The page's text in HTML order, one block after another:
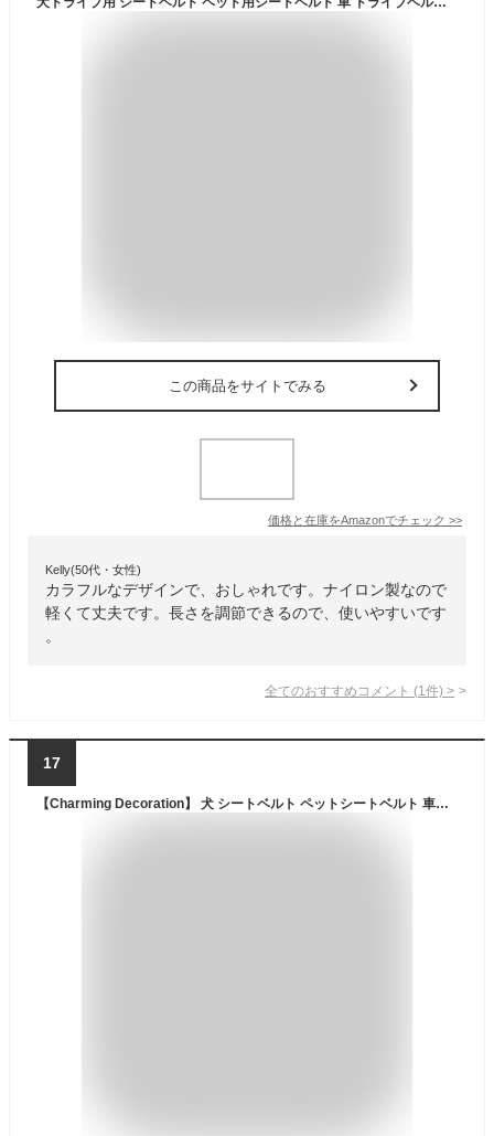
この商品をサイトでみる
価格と在庫をAmazonでチェック >>
Kelly(50代・女性)
カラフルなデザインで、おしゃれです。ナイロン製なので
軽くて丈夫です。長さを調節できるので、使いやすいです
。
全てのおすすめコメント (1 件) >
17
【Charming Decoration】 犬 シートベルト ペットシートベルト 車専用リード ドライブシートベルト 助手席 飛び出し防止 伸縮性あり 長さ調節可 (オレンジ)